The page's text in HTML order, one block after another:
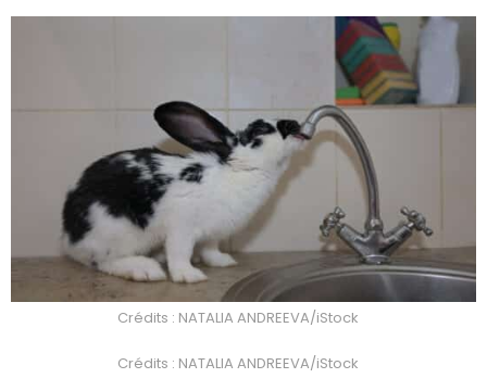
Crédits : NATALIA ANDREEVA/iStock
Crédits : NATALIA ANDREEVA/iStock